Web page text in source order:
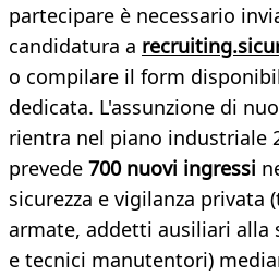
partecipare è necessario
candidatura a
o compilare il form
dedicata. L'assunzione di
rientra nel piano industriale
prevede 700 nuovi ingressi
sicurezza e vigilanza privata
armate, addetti ausiliari alla
e tecnici manutentori)